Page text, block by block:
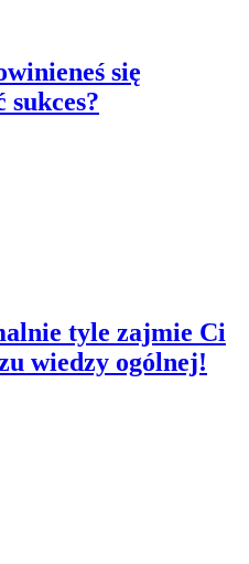
się
sukces?
tyle zajmie Ci
wiedzy ogólnej!